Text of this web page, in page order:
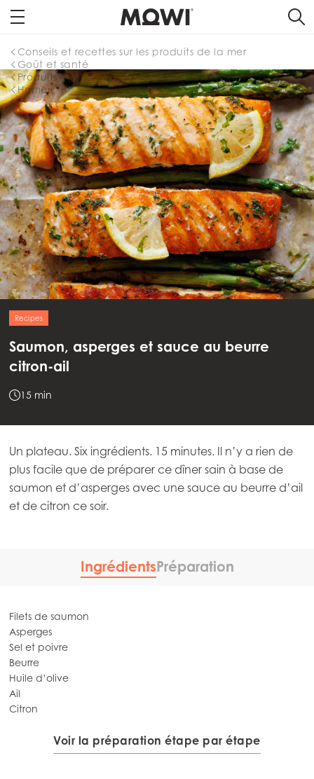
Mowi Global
Home
Produits
Goût et santé
Conseils et recettes sur les produits de la mer
Recipes
Saumon, asperges et sauce au beurre
citron-ail
15 min
Un plateau. Six ingrédients. 15 minutes. Il n’y a rien de
plus facile que de préparer ce dîner sain à base de
saumon et d’asperges avec une sauce au beurre d’ail
et de citron ce soir.
IngrédientsPréparation
Filets de saumon
Asperges
Sel et poivre
Beurre
Huile d’olive
Ail
Citron
Voir la préparation étape par étape